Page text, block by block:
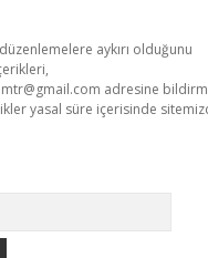
aykırı olduğunu
adresine
yasal süre içerisinde